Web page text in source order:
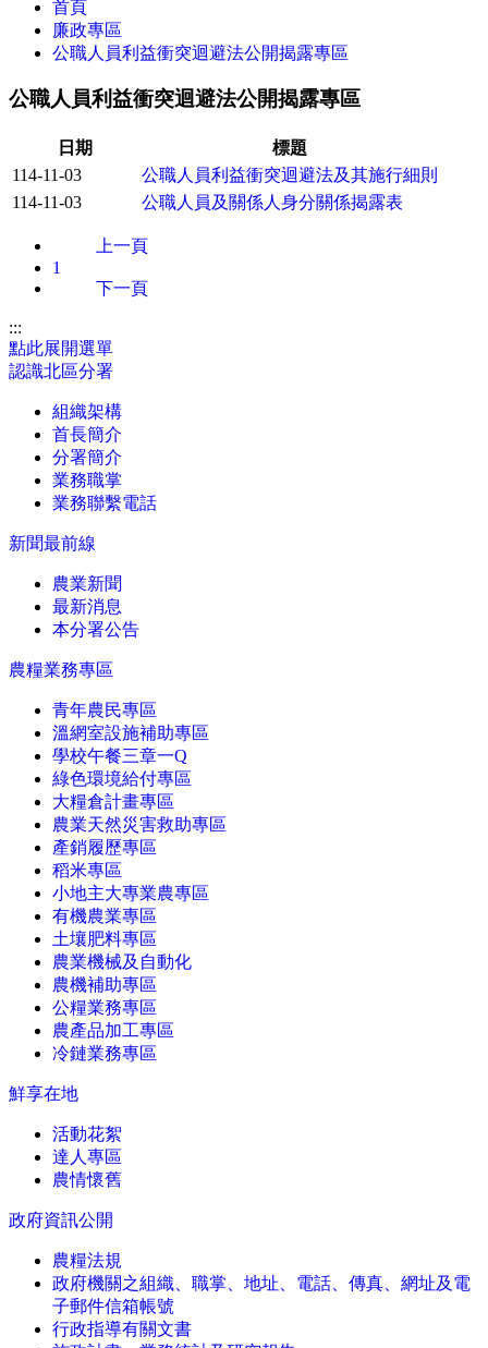
首頁
廉政專區
公職人員利益衝突迴避法公開揭露專區
公職人員利益衝突迴避法公開揭露專區
日期
標題
114-11-03
公職人員利益衝突迴避法及其施行細則
114-11-03
公職人員及關係人身分關係揭露表
上一頁
1
下一頁
:::
點此展開選單
認識北區分署
組織架構
首長簡介
分署簡介
業務職掌
業務聯繫電話
新聞最前線
農業新聞
最新消息
本分署公告
農糧業務專區
青年農民專區
溫網室設施補助專區
學校午餐三章一Q
綠色環境給付專區
大糧倉計畫專區
農業天然災害救助專區
產銷履歷專區
稻米專區
小地主大專業農專區
有機農業專區
土壤肥料專區
農業機械及自動化
農機補助專區
公糧業務專區
農產品加工專區
冷鏈業務專區
鮮享在地
活動花絮
達人專區
農情懷舊
政府資訊公開
農糧法規
政府機關之組織、職掌、地址、電話、傳真、網址及電
子郵件信箱帳號
行政指導有關文書